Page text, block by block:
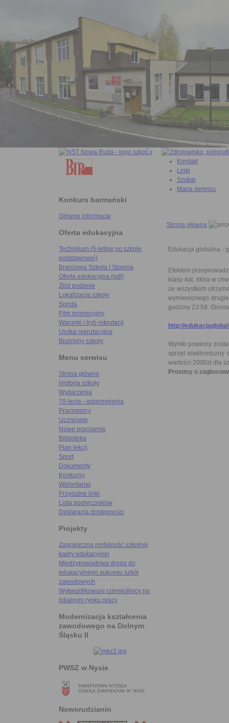
Konkurs barmański
Główne informacje
Oferta edukacyjna
Technikum (5-letnie po szkole
podstawowej)
Branżowa Szkoła I Stopnia
Oferta edukacyjna (pdf)
Złóż podanie
Lokalizacja szkoły
Sonda
Film promocyjny
Warunki i tryb rekrutacji
Ulotka rekrutacyjna
Biuletyny szkoły
Menu serwisu
Strona główna
Historia szkoły
Wydarzenia
70-lecie - wspomnienia
Pracownicy
Uczniowie
Nowe pracownie
Biblioteka
Plan lekcji
Sport
Dokumenty
Konkursy
Wolontariat
Przydatne linki
Lista podręczników
Deklaracja dostępności
Projekty
Zagraniczna mobilność szkolnej
kadry edukacyjnej
Międzypowiatowa droga do
edukacyjnego sukcesu szkół
zawodowych
Wykwalifikowani rzemieślnicy na
lokalnym rynku pracy
Modernizacja kształcenia
zawodowego na Dolnym
Śląsku II
PWSZ w Nysie
Noworudzianin
Kontakt
Linki
Szukaj
Mapa serwisu
Strona główna
Edukacja globalna -
Efektem
klasy 4at, która w
ze wszystkich
wymienionego
godziny 23:59.
http://
Wyniki powinny
sprzęt elektroniczny
wartości 2000zł dla
Prosimy o